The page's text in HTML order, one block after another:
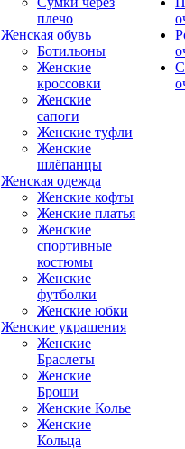
плечо
Женская обувь
Ботильоны
Женские
кроссовки
Женские
сапоги
Женские туфли
Женские
шлёпанцы
Женская одежда
Женские кофты
Женские платья
Женские
спортивные
костюмы
Женские
футболки
Женские юбки
Женские украшения
Женские
Браслеты
Женские
Броши
Женские Колье
Женские
Кольца